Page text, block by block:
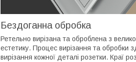
Бездоганна обробка
Ретельно вирізана та оброблена з
естетику. Процес вирізання та обробки
вирізання кожної деталі розетки. Краї